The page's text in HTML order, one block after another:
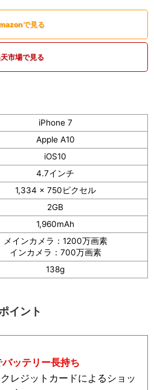
で見る
市場で見る
iPhone 7
Apple A10
iOS10
4.7インチ
1,334 x 750ピクセル
2GB
1,960mAh
メインカメラ：1200万画素
インカメラ：700万画素
138g
イント
バッテリー長持ち
レジットカードによるショッ